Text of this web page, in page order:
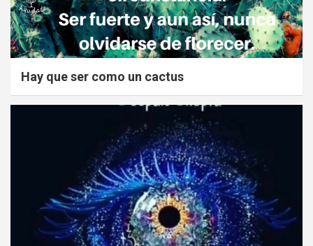
Hay que ser como un cactus